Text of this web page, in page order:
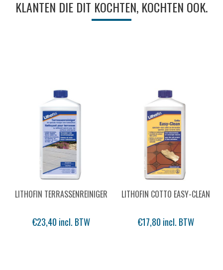
KLANTEN DIE DIT KOCHTEN, KOCHTEN OOK.
LITHOFIN TERRASSENREINIGER
€23,40 incl. BTW
LITHOFIN COTTO EASY-CLEAN
€17,80 incl. BTW